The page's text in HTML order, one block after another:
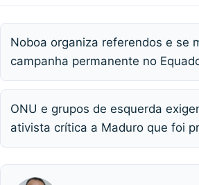
Navegação de Post
Noboa organiza referendos e se
campanha permanente no
ONU e grupos de esquerda
ativista crítica a Maduro que foi